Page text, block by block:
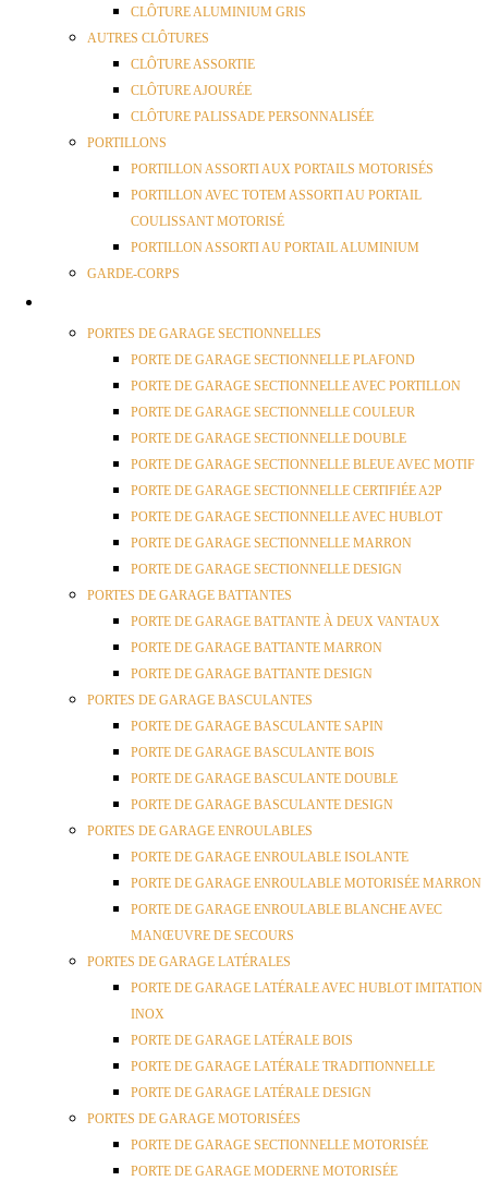
CLÔTURE ALUMINIUM GRIS
AUTRES CLÔTURES
CLÔTURE ASSORTIE
CLÔTURE AJOURÉE
CLÔTURE PALISSADE PERSONNALISÉE
PORTILLONS
PORTILLON ASSORTI AUX PORTAILS MOTORISÉS
PORTILLON AVEC TOTEM ASSORTI AU PORTAIL
COULISSANT MOTORISÉ
PORTILLON ASSORTI AU PORTAIL ALUMINIUM
GARDE-CORPS
PORTES DE GARAGE SECTIONNELLES
PORTE DE GARAGE SECTIONNELLE PLAFOND
PORTE DE GARAGE SECTIONNELLE AVEC PORTILLON
PORTE DE GARAGE SECTIONNELLE COULEUR
PORTE DE GARAGE SECTIONNELLE DOUBLE
PORTE DE GARAGE SECTIONNELLE BLEUE AVEC MOTIF
PORTE DE GARAGE SECTIONNELLE CERTIFIÉE A2P
PORTE DE GARAGE SECTIONNELLE AVEC HUBLOT
PORTE DE GARAGE SECTIONNELLE MARRON
PORTE DE GARAGE SECTIONNELLE DESIGN
PORTES DE GARAGE BATTANTES
PORTE DE GARAGE BATTANTE À DEUX VANTAUX
PORTE DE GARAGE BATTANTE MARRON
PORTE DE GARAGE BATTANTE DESIGN
PORTES DE GARAGE BASCULANTES
PORTE DE GARAGE BASCULANTE SAPIN
PORTE DE GARAGE BASCULANTE BOIS
PORTE DE GARAGE BASCULANTE DOUBLE
PORTE DE GARAGE BASCULANTE DESIGN
PORTES DE GARAGE ENROULABLES
PORTE DE GARAGE ENROULABLE ISOLANTE
PORTE DE GARAGE ENROULABLE MOTORISÉE MARRON
PORTE DE GARAGE ENROULABLE BLANCHE AVEC
MANŒUVRE DE SECOURS
PORTES DE GARAGE LATÉRALES
PORTE DE GARAGE LATÉRALE AVEC HUBLOT IMITATION
INOX
PORTE DE GARAGE LATÉRALE BOIS
PORTE DE GARAGE LATÉRALE TRADITIONNELLE
PORTE DE GARAGE LATÉRALE DESIGN
PORTES DE GARAGE MOTORISÉES
PORTE DE GARAGE SECTIONNELLE MOTORISÉE
PORTE DE GARAGE MODERNE MOTORISÉE